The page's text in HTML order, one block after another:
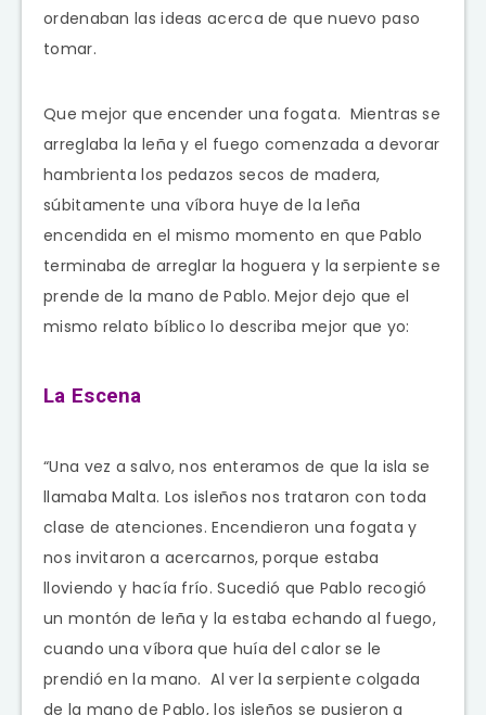
ordenaban las ideas acerca de que nuevo paso
tomar.
Que mejor que encender una fogata. Mientras se
arreglaba la leña y el fuego comenzada a devorar
hambrienta los pedazos secos de madera,
súbitamente una víbora huye de la leña
encendida en el mismo momento en que Pablo
terminaba de arreglar la hoguera y la serpiente se
prende de la mano de Pablo. Mejor dejo que el
mismo relato bíblico lo describa mejor que yo:
La Escena
“Una vez a salvo, nos enteramos de que la isla se
llamaba Malta. Los isleños nos trataron con toda
clase de atenciones. Encendieron una fogata y
nos invitaron a acercarnos, porque estaba
lloviendo y hacía frío. Sucedió que Pablo recogió
un montón de leña y la estaba echando al fuego,
cuando una víbora que huía del calor se le
prendió en la mano. Al ver la serpiente colgada
de la mano de Pablo, los isleños se pusieron a